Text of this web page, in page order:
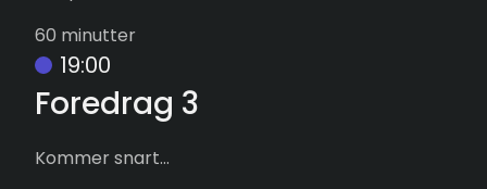
60 minutter
19:00
Foredrag 3
Kommer snart...